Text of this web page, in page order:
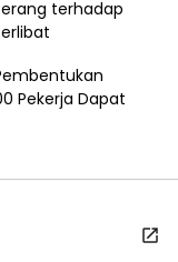
terhadap
Pekerja Dapat